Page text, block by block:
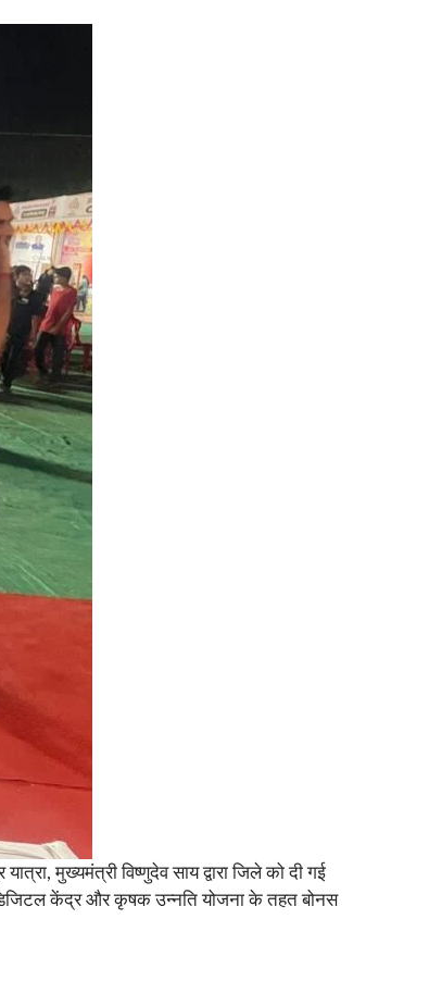
मुख्यमंत्री विष्णुदेव साय द्वारा जिले को दी गई
केंद्र और कृषक उन्नति योजना के तहत बोनस